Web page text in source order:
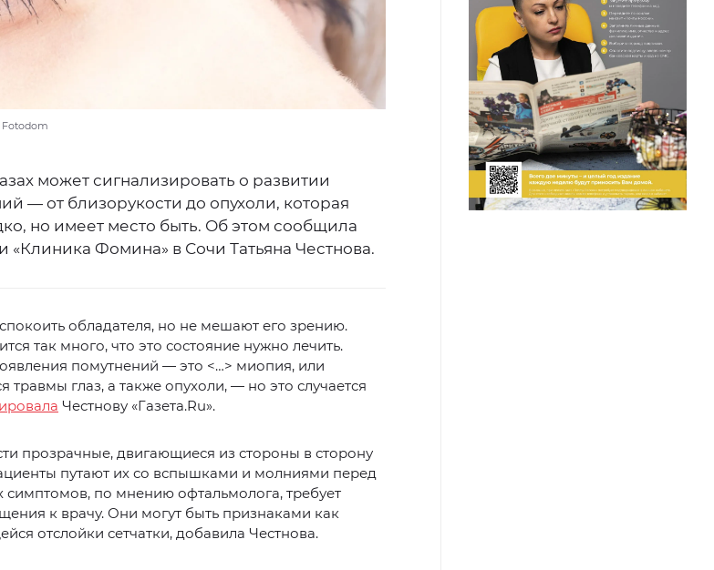
Fotodom
может сигнализировать о развитии
— от близорукости до опухоли, которая
но имеет место быть. Об этом сообщила
«Клиника Фомина» в Сочи Татьяна Честнова.
обладателя, но не мешают его зрению.
так много, что это состояние нужно лечить.
помутнений — это <…> миопия, или
травмы глаз, а также опухоли, — но это случается
Честнову «Газета.Ru».
прозрачные, двигающиеся из стороны в сторону
путают их со вспышками и молниями перед
симптомов, по мнению офтальмолога, требует
к врачу. Они могут быть признаками как
отслойки сетчатки, добавила Честнова.